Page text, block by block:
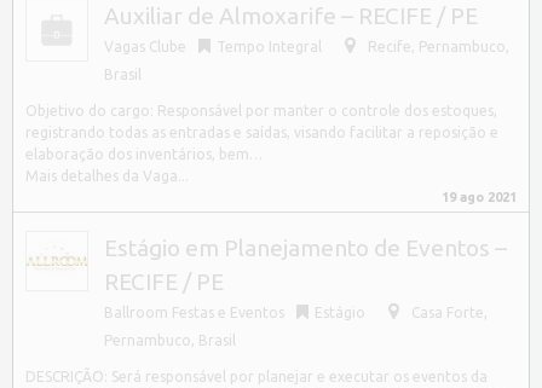
Auxiliar de Almoxarife – RECIFE / PE
Vagas Clube Tempo Integral Recife
Pernambuco,
Brasil
Objetivo do cargo: Responsável por manter o controle dos estoques,
registrando todas as entradas e saídas, visando facilitar a reposição e
elaboração dos inventários, bem…
Mais detalhes da Vaga...
19 ago 2021
Estágio em Planejamento de Eventos –
RECIFE / PE
Ballroom Festas e Eventos Estágio Casa Forte
Pernambuco, Brasil
DESCRIÇÃO: Será responsável por planejar e executar os eventos da